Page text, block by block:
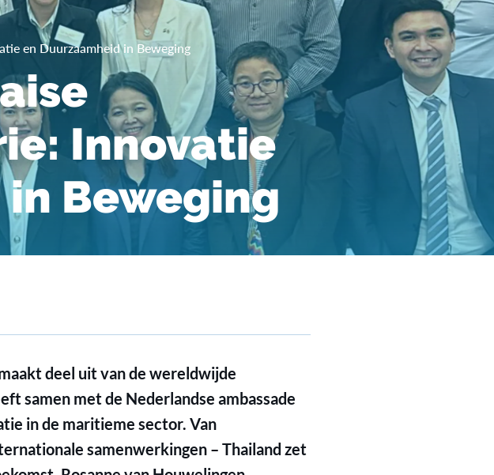
en Duurzaamheid in Beweging
Innovatie
Beweging
deel uit van de wereldwijde
samen met de Nederlandse ambassade
in de maritieme sector. Van
samenwerkingen – Thailand zet